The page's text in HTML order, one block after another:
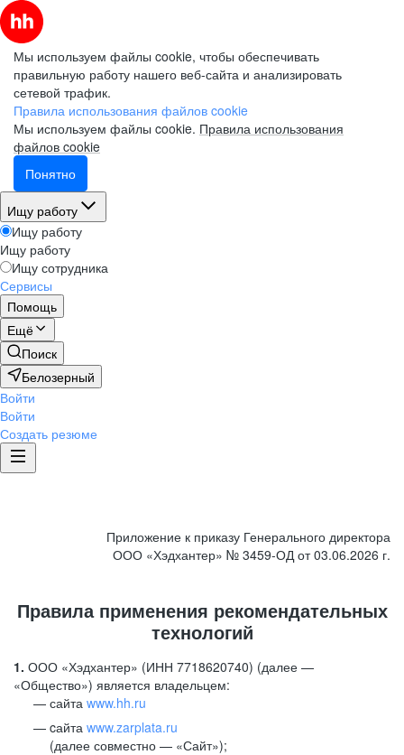
Мы используем файлы cookie, чтобы обеспечивать
правильную работу нашего веб-сайта и анализировать
сетевой трафик.
Правила использования файлов cookie
Мы используем файлы cookie. Правила использования
файлов cookie
Понятно
Ищу работу
Ищу работу
Ищу работу
Ищу сотрудника
Сервисы
Помощь
Ещё
Поиск
Белозерный
Войти
Войти
Создать резюме
Приложение к приказу Генерального директора
ООО «Хэдхантер» № 3459-ОД от 03.06.2026 г.
Правила применения рекомендательных
технологий
1. ООО «Хэдхантер» (ИНН 7718620740) (далее —
«Общество») является владельцем:
сайта www.hh.ru
cайта www.zarplata.ru
(далее совместно — «Сайт»);